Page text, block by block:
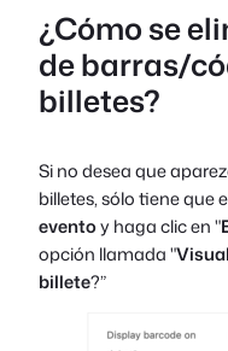
¿Cómo se
de barras/
billetes?
Si no desea que
billetes, sólo tiene que
eventoy haga clic en "
opción llamada "
billete?”